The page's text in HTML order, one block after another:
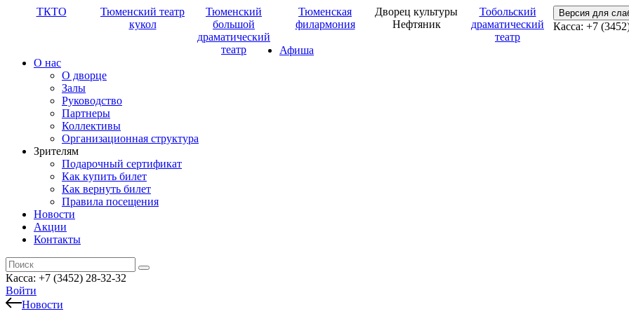
ТКТО
Тюменский театр
кукол
Тюменский
большой
драматический
театр
Тюменская
филармония
Дворец культуры
Нефтяник
Тобольский
драматический
театр
Версия для
Касса: +7
Афиша
О нас
О дворце
Залы
Руководство
Партнеры
Коллективы
Организационная структура
Зрителям
Подарочный сертификат
Как купить билет
Как вернуть билет
Правила посещения
Новости
Акции
Контакты
Касса: +7 (3452) 28-32-32
Войти
Новости